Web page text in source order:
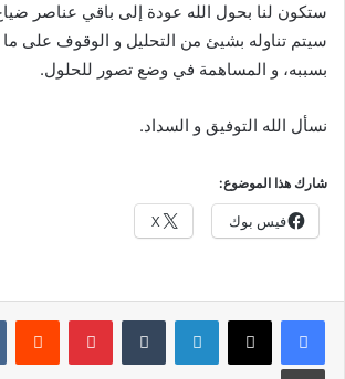
ستكون لنا بحول الله عودة إلى باقي عناصر
سيتم تناوله بشيئ من التحليل و الوقوف على ما
بسببه، و المساهمة في وضع تصور للحلول.
نسأل الله التوفيق و السداد.
شارك هذا الموضوع:
فيس بوك X
لينكدإن بينتيريست
طباعة